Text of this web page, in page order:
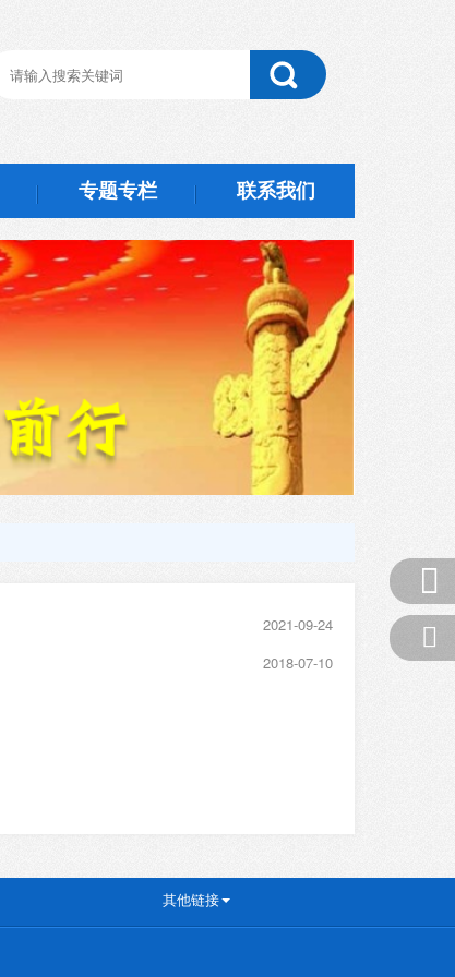
专题专栏 联系我们
2021-09-24
2018-07-10
其他链接